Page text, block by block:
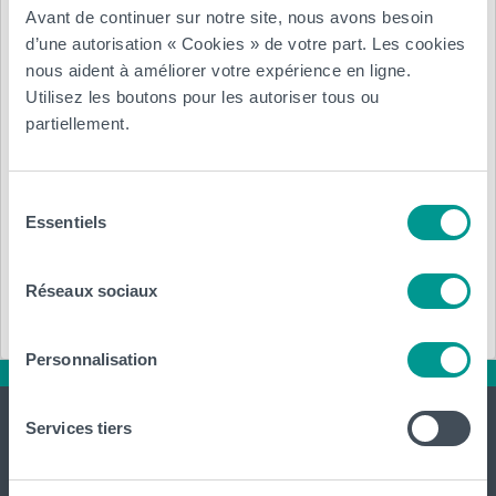
Avant de continuer sur notre site, nous avons besoin
d’une autorisation « Cookies » de votre part. Les cookies
nous aident à améliorer votre expérience en ligne.
Utilisez les boutons pour les autoriser tous ou
partiellement.
Essentiels
Réseaux sociaux
Personnalisation
Services tiers
Brabant wallon Limal/louvain-la-neuve
Réf.: STAGKPGRAF2013
Annexe :
Télécharger (.pdf)